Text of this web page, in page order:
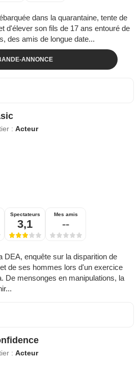
dans la quarantaine, tente de
d'élever son fils de 17 ans entouré de
des amis de longue date...
ANNONCE
:Acteur
Spectateurs
3,1
Mes amis
--
DEA, enquête sur la disparition de
de ses hommes lors d'un exercice
De mensonges en manipulations, la
:Acteur